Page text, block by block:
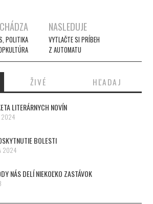
POLITIKA
NASLEDUJE
VYTLAČTE SI PRÍBEH
Z AUTOMATU
ŽIVÉ HĽADAJ
LITERÁRNYCH NOVÍN
2024
BOLESTI
2024
NÁS DELÍ NIEKOĽKO ZASTÁVOK